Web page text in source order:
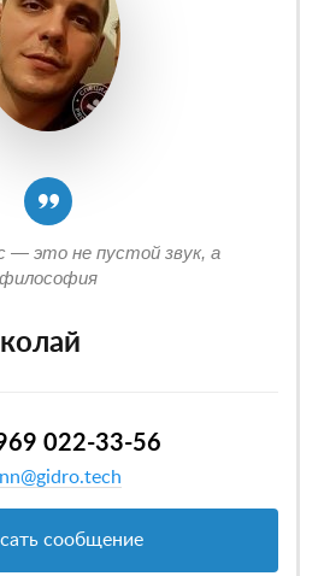
022-33-56
nn@gidro.tech
сообщение
— это не пустой звук, а
философия